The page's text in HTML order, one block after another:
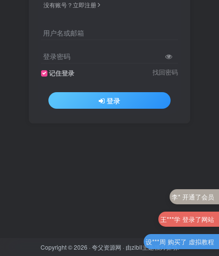
没有账号？立即注册
用户名或邮箱
登录密码
记住登录 找回密码
登录
Copyright © 2026 ·夸父资源网 · 由zibll主题 强力驱动.
李* 开通了会员
王***学 登录了网站
设***周 购买了 虚拟教程